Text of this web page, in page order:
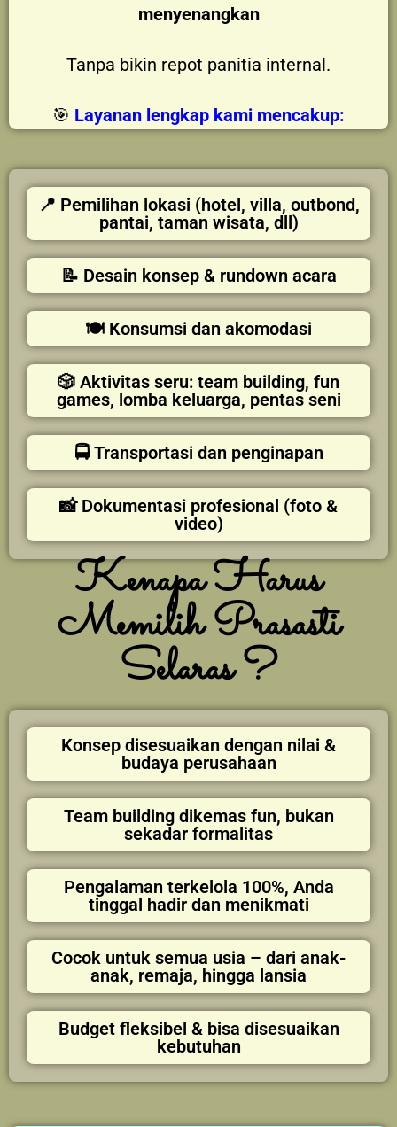
menyenangkan
Tanpa bikin repot panitia internal.
🎯 Layanan lengkap kami mencakup:
📍 Pemilihan lokasi (hotel, villa, outbond,
pantai, taman wisata, dll)
📝 Desain konsep & rundown acara
🍽️ Konsumsi dan akomodasi
🎲 Aktivitas seru: team building, fun
games, lomba keluarga, pentas seni
🚍 Transportasi dan penginapan
📸 Dokumentasi profesional (foto &
video)
Kenapa Harus
Memilih Prasasti
Selaras ?
Konsep disesuaikan dengan nilai &
budaya perusahaan
Team building dikemas fun, bukan
sekadar formalitas
Pengalaman terkelola 100%, Anda
tinggal hadir dan menikmati
Cocok untuk semua usia – dari anak-
anak, remaja, hingga lansia
Budget fleksibel & bisa disesuaikan
kebutuhan